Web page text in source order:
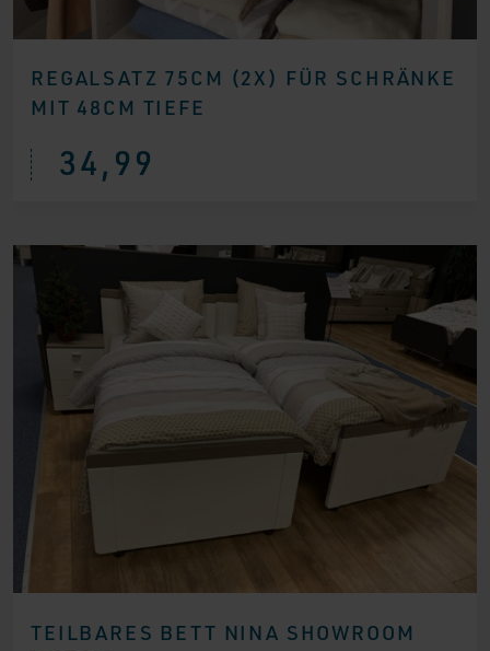
REGALSATZ 75CM (2X) FÜR SCHRÄNKE
MIT 48CM TIEFE
34,99
TEILBARES BETT NINA SHOWROOM